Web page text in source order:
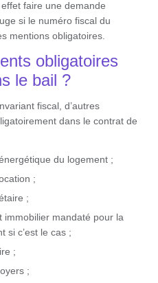
effet faire une demande
si le numéro fiscal du
mentions obligatoires.
obligatoires
le bail ?
fiscal, d’autres
dans le contrat de
du logement ;
;
;
immobilier mandaté pour la
si c’est le cas ;
;
;